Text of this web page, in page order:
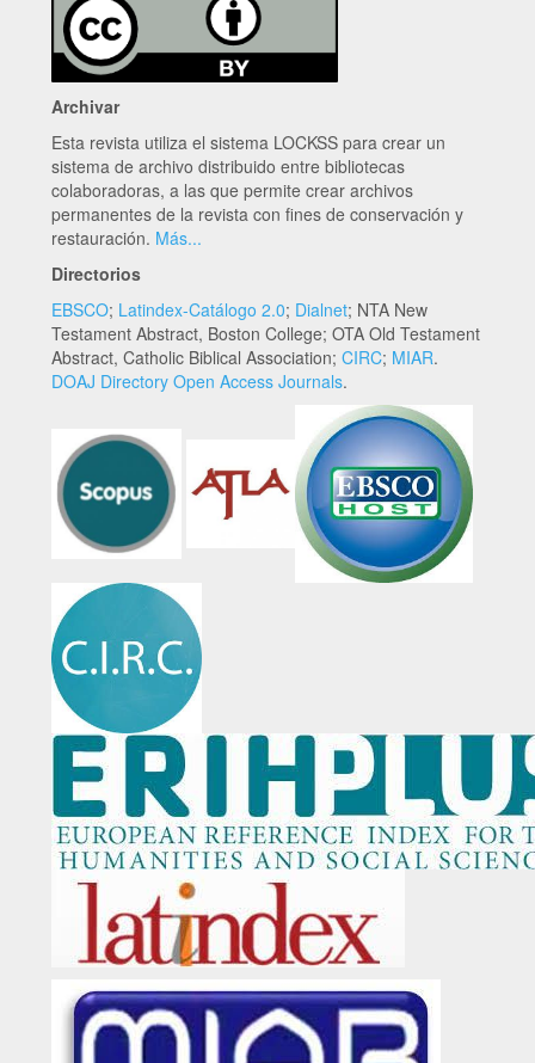
Archivar
Esta revista utiliza el sistema LOCKSS para crear un
sistema de archivo distribuido entre bibliotecas
colaboradoras, a las que permite crear archivos
permanentes de la revista con fines de conservación y
restauración. Más...
Directorios
EBSCO; Latindex-Catálogo 2.0; Dialnet; NTA New
Testament Abstract, Boston College; OTA Old Testament
Abstract, Catholic Biblical Association; CIRC; MIAR.
DOAJ Directory Open Access Journals.